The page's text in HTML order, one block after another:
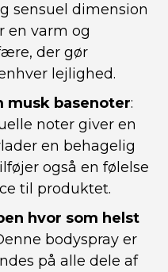
sensuel dimension
en varm og
der gør
lejlighed.
musk basenoter:
noter giver en
en behagelig
også en følelse
til produktet.
hvor som helst
bodyspray er
på alle dele af